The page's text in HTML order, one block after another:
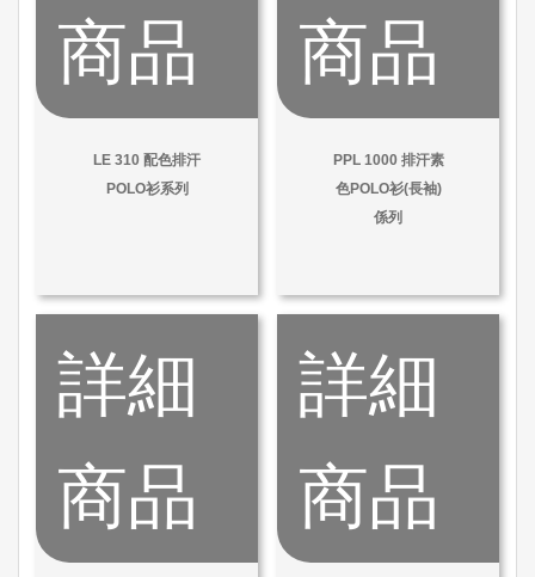
商品
LE 310 配色排汗
POLO衫系列
商品
PPL 1000 排汗素
色POLO衫(長袖)
係列
詳細
商品
詳細
商品